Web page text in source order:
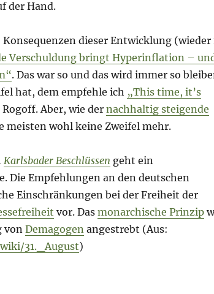
der Hand.
dieser Entwicklung (wieder
Verschuldung bringt Hyperinflation –
. Das war so und das wird immer so
hat, dem empfehle ich „This time, it’s
Aber, wie der nachhaltig steigende
meisten wohl keine Zweifel mehr.
Karlsbader Beschlüssen geht ein
Die Empfehlungen an den deutschen
Einschränkungen bei der Freiheit der
vor. Das monarchische Prinzip
vonDemagogenangestrebt (Aus:
31._August)